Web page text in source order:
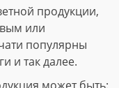
продукции,
или
популярны
и так далее.